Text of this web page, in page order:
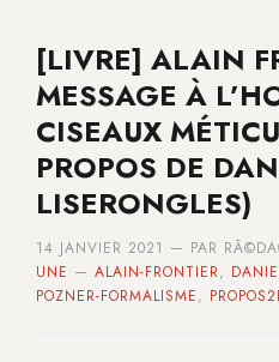
[LIVRE] ALAIN
MESSAGE À
CISEAUX
PROPOS DE
LISERONGLES)
14 JANVIER 2021 — PAR
UNE — ALAIN-FRONTIER,
POZNER-FORMALISME,